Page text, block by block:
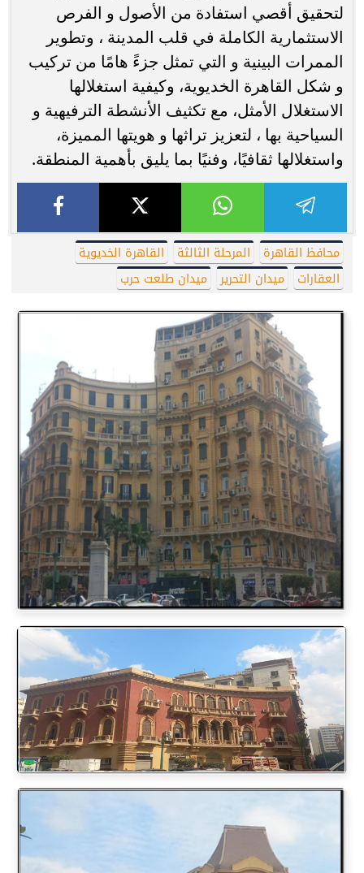
لتحقيق أقصي استفادة من الأصول و الفرص
الاستثمارية الكاملة في قلب المدينة ، وتطوير
الممرات البينية و التي تمثل جزءً هامًا من تركيب
و شكل القاهرة الخديوية، وكيفية استغلالها
الاستغلال الأمثل، مع تكثيف الأنشطة الترفيهية و
السياحية بها ، لتعزيز تراثها و هويتها المميزة،
واستغلالها ثقافيًا، وفنيًا بما يليق بأهمية المنطقة.
محافظ القاهرة المرحلة الثالثة
القاهرة الخديوية
العقارات
ميدان التحرير ميدان طلعت حرب